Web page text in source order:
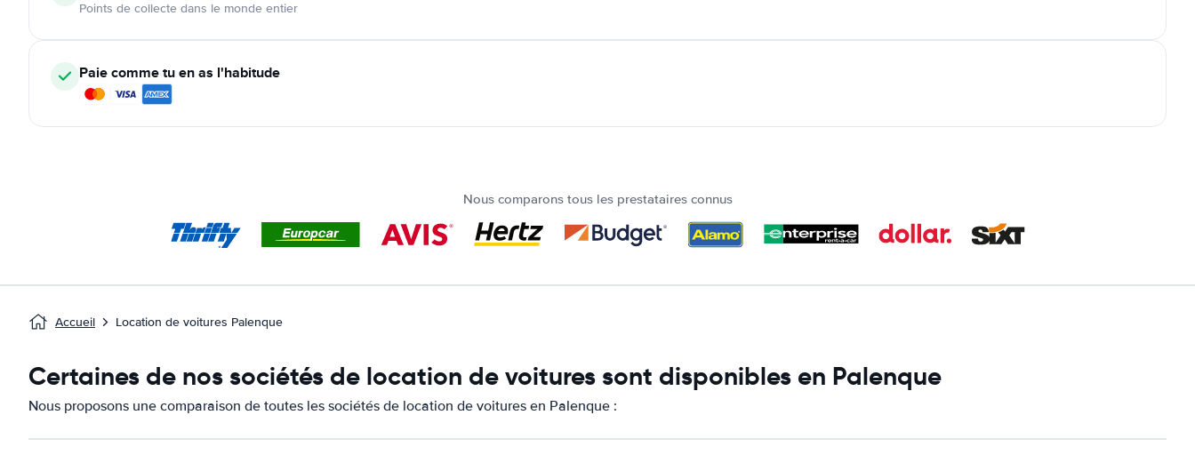
Points de collecte dans le monde entier
Paie comme tu en as l'habitude
Nous comparons tous les prestataires connus
Accueil Location de voitures Palenque
Certaines de nos sociétés de location de voitures sont disponibles en Palenque
Nous proposons une comparaison de toutes les sociétés de location de voitures en Palenque :